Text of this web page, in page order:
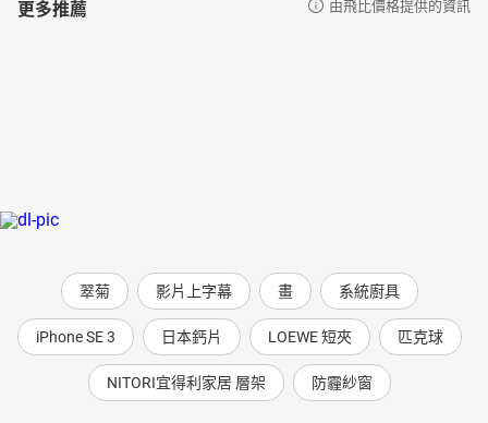
更多推薦 由飛比價格提供的資訊
翠菊 影片上字幕 畫 系統廚具
iPhone SE 3 日本鈣片 LOEWE 短夾 匹克球
NITORI宜得利家居 層架 防霾紗窗